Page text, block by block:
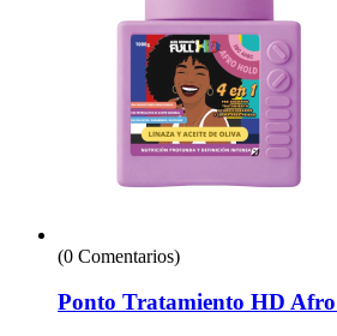
(0 Comentarios)
Ponto Tratamiento HD